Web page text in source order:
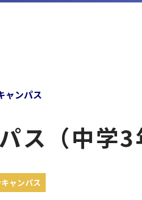
ャンパス
ス（中
ャンパス